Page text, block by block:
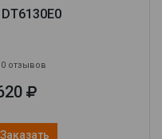
0 отзывов
Заказать